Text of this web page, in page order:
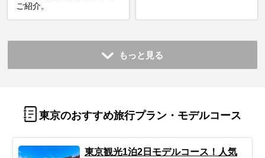
ご紹介。
もっと見る
東京のおすすめ旅行プラン・モデルコース
東京観光1泊2日モデルコース！人気